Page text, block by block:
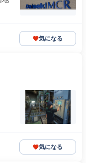
気になる
気になる